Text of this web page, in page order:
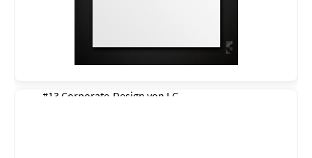
#13 Corporate-Design von LG